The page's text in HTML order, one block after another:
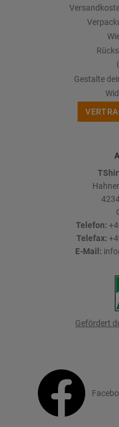
Gestalte
Telefon:
Telefax:
E-Mail:
Gefördert